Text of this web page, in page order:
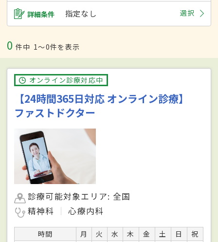
詳細条件 指定なし 選択
0 件中 1〜0件を表示
オンライン診療対応中
【24時間365日対応 オンライン診療】
ファストドクター
診療可能対象エリア: 全国
精神科
心療内科
時間 月 火 水 木 金 土 日
祝